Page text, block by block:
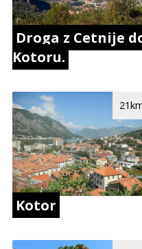
Droga z Cetnije
Kotoru.
Kotor